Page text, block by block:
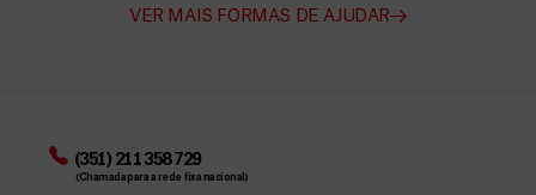
VER MAIS FORMAS DE AJUDAR
(351) 211 358 729
(Chamada para a rede fixa nacional)